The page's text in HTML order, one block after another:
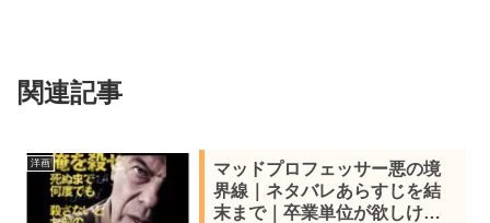
関連記事
洋画
マッドプロフェッサー悪の境
界線｜ネタバレあらすじを結
末まで｜卒業単位が欲しけれ